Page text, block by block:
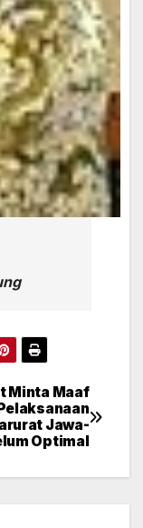
Minta Maaf
Jawa-
Optimal